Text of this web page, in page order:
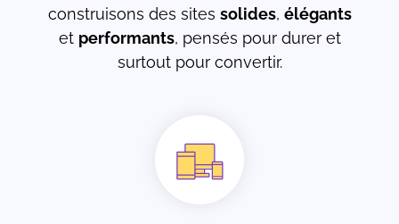
construisons des sites solides, élégants
et performants, pensés pour durer et
surtout pour convertir.